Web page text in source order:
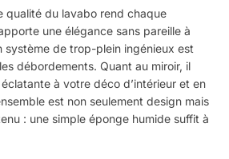
qualité du lavabo rend chaque
une élégance sans pareille à
système de trop-plein ingénieux est
débordements. Quant au miroir, il
à votre déco d’intérieur et en
est non seulement design mais
: une simple éponge humide suffit à